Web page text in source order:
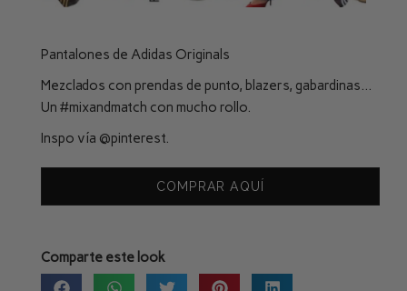
Pantalones de Adidas Originals
Mezclados con prendas de punto, blazers, gabardinas…
Un #mixandmatch con mucho rollo.
Inspo vía @pinterest.
COMPRAR AQUÍ
Comparte este look